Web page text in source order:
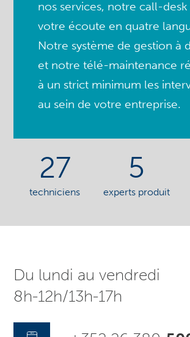
nos services, notre call-desk
votre écoute en quatre
Notre système de gestion à
et notre télé-maintenance
à un strict minimum les
au sein de votre entreprise.
27
techniciens
5
experts produit
Du lundi au vendredi
8h-12h/13h-17h